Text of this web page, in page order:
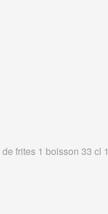
frites 1 boisson 33 cl 1